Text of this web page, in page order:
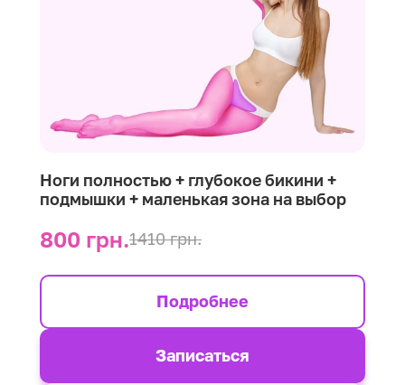
Ноги полностью + глубокое бикини +
подмышки + маленькая зона на выбор
800 грн.1410 грн.
Подробнее
Записаться